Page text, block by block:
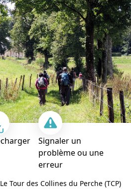
Signaler un
problème ou une
erreur
Le Tour des Collines du Perche (TCP)